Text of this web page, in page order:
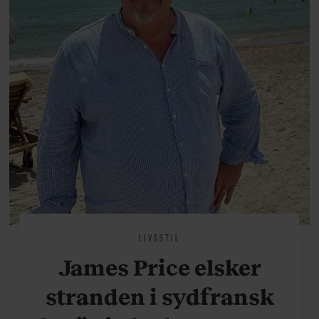
LIVSSTIL
James Price elsker
stranden i sydfransk